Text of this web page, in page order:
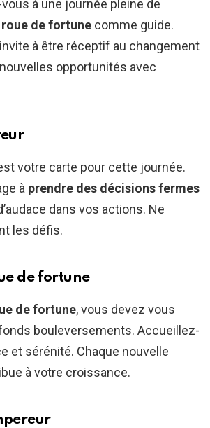
à une journée pleine de
roue de fortune comme guide.
à être réceptif au changement
opportunités avec
votre carte pour cette journée.
à prendre des décisions fermes
dans vos actions. Ne
les défis.
de fortune
de fortune, vous devez vous
bouleversements. Accueillez-
et sérénité. Chaque nouvelle
à votre croissance.